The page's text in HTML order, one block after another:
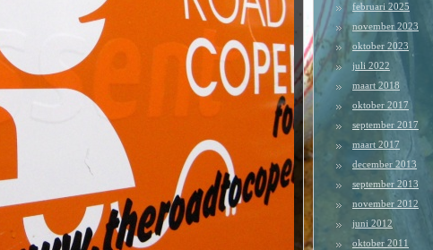
februari 2025
november 2023
oktober 2023
juli 2022
maart 2018
oktober 2017
september 2017
maart 2017
december 2013
september 2013
november 2012
juni 2012
oktober 2011